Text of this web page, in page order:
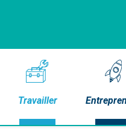
Travailler